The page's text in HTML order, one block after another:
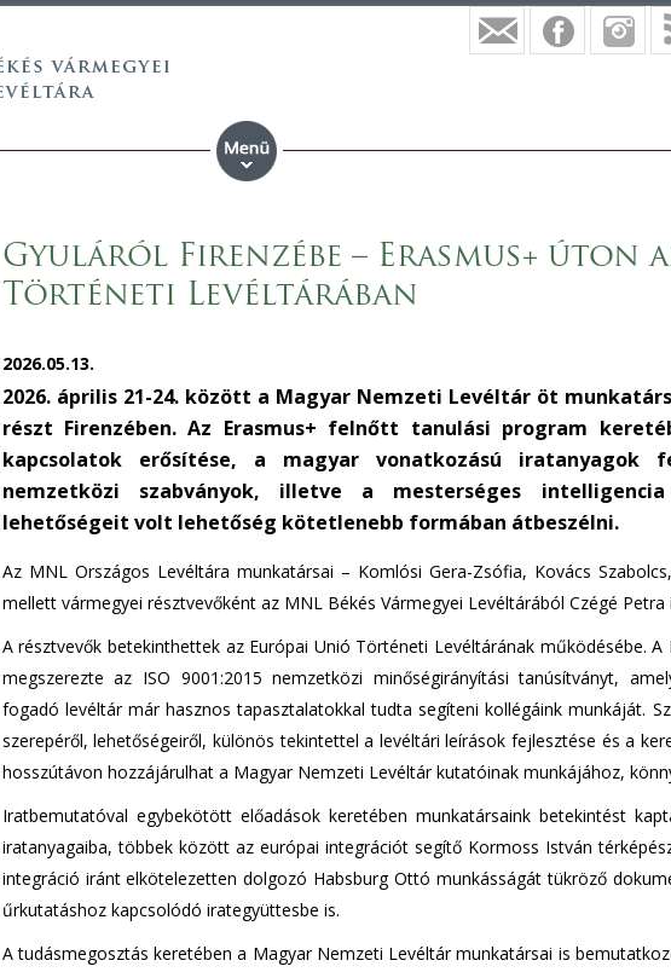
Gyuláról Firenzébe – Erasmus+ úton
Történeti Levéltárában
2026.05.13.
2026. április 21-24. között a Magyar Nemzeti Levéltár öt
részt Firenzében. Az Erasmus+ felnőtt tanulási program
kapcsolatok erősítése, a magyar vonatkozású iratanyagok
nemzetközi szabványok, illetve a mesterséges
lehetőségeit volt lehetőség kötetlenebb formában átbeszélni.
Az MNL Országos Levéltára munkatársai – Komlósi Gera-Zsófia, Kovács
mellett vármegyei résztvevőként az MNL Békés Vármegyei Levéltárából Czégé
A résztvevők betekinthettek az Európai Unió Történeti Levéltárának működésébe.
megszerezte az ISO 9001:2015 nemzetközi minőségirányítási tanúsítványt,
fogadó levéltár már hasznos tapasztalatokkal tudta segíteni kollégáink munkáját.
szerepéről, lehetőségeiről, különös tekintettel a levéltári leírások fejlesztése és a
hosszútávon hozzájárulhat a Magyar Nemzeti Levéltár kutatóinak munkájához,
Iratbemutatóval egybekötött előadások keretében munkatársaink betekintést
iratanyagaiba, többek között az európai integrációt segítő Kormoss István
integráció iránt elkötelezetten dolgozó Habsburg Ottó munkásságát tükröző
űrkutatáshoz kapcsolódó irategyüttesbe is.
A tudásmegosztás keretében a Magyar Nemzeti Levéltár munkatársai is